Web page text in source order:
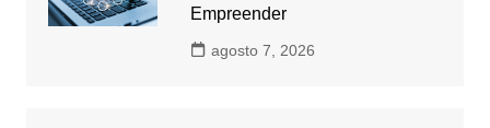
Empreender
agosto 7, 2026